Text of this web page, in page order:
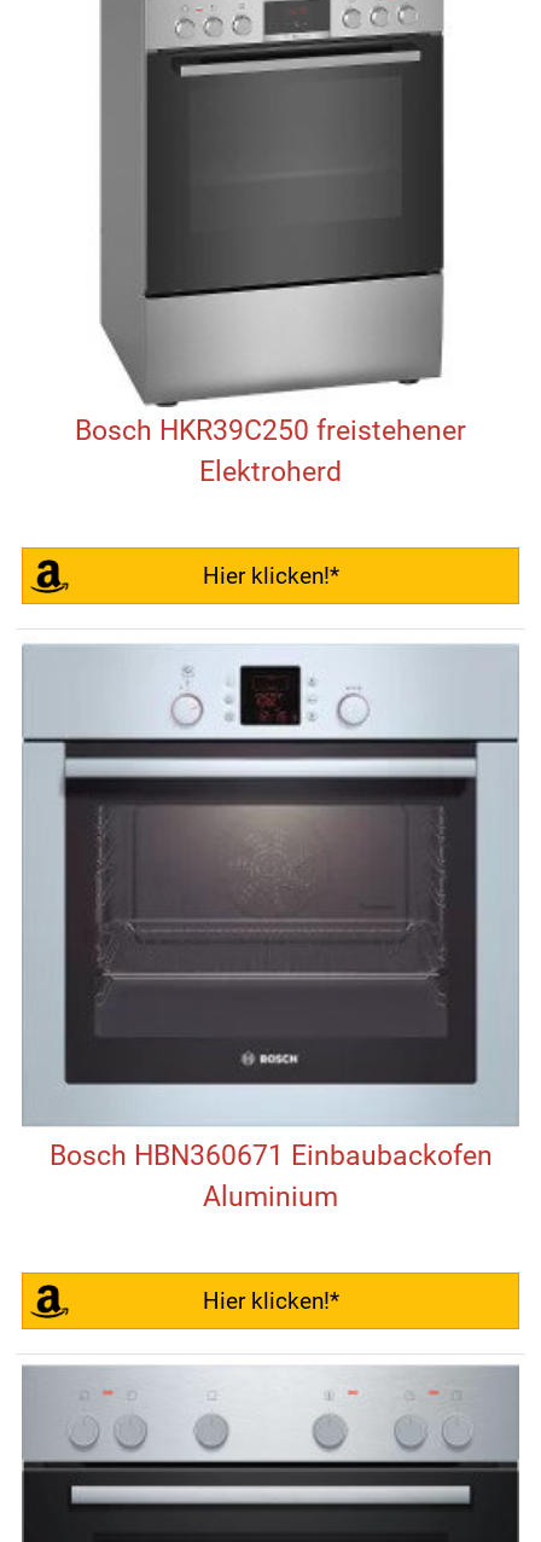
Bosch HKR39C250 freistehener
Elektroherd
Hier klicken!*
Bosch HBN360671 Einbaubackofen
Aluminium
Hier klicken!*